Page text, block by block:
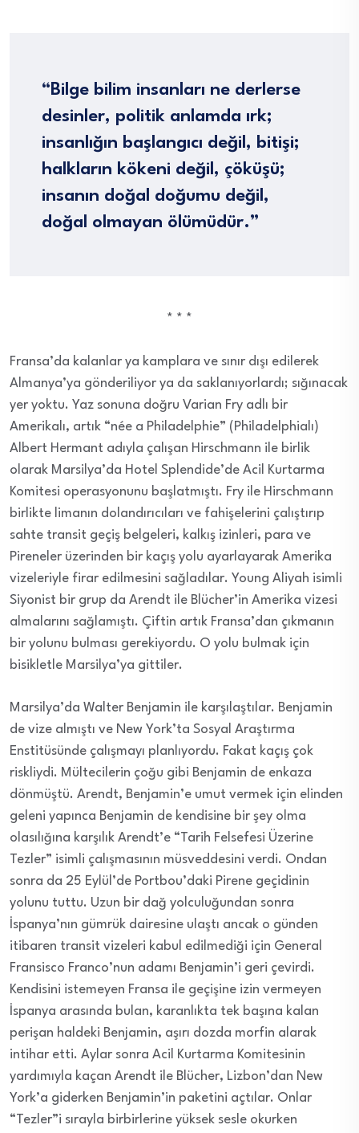
“Bilge bilim insanları ne derlerse
desinler, politik anlamda ırk;
insanlığın başlangıcı değil, bitişi;
halkların kökeni değil, çöküşü;
insanın doğal doğumu değil,
doğal olmayan ölümüdür.”
* * *
Fransa’da kalanlar ya kamplara ve sınır dışı edilerek
Almanya’ya gönderiliyor ya da saklanıyorlardı; sığınacak
yer yoktu. Yaz sonuna doğru Varian Fry adlı bir
Amerikalı, artık “née a Philadelphie” (Philadelphialı)
Albert Hermant adıyla çalışan Hirschmann ile birlik
olarak Marsilya’da Hotel Splendide’de Acil Kurtarma
Komitesi operasyonunu başlatmıştı. Fry ile Hirschmann
birlikte limanın dolandırıcıları ve fahişelerini çalıştırıp
sahte transit geçiş belgeleri, kalkış izinleri, para ve
Pireneler üzerinden bir kaçış yolu ayarlayarak Amerika
vizeleriyle firar edilmesini sağladılar. Young Aliyah isimli
Siyonist bir grup da Arendt ile Blücher’in Amerika vizesi
almalarını sağlamıştı. Çiftin artık Fransa’dan çıkmanın
bir yolunu bulması gerekiyordu. O yolu bulmak için
bisikletle Marsilya’ya gittiler.
Marsilya’da Walter Benjamin ile karşılaştılar. Benjamin
de vize almıştı ve New York’ta Sosyal Araştırma
Enstitüsünde çalışmayı planlıyordu. Fakat kaçış çok
riskliydi. Mültecilerin çoğu gibi Benjamin de enkaza
dönmüştü. Arendt, Benjamin’e umut vermek için elinden
geleni yapınca Benjamin de kendisine bir şey olma
olasılığına karşılık Arendt’e “Tarih Felsefesi Üzerine
Tezler” isimli çalışmasının müsveddesini verdi. Ondan
sonra da 25 Eylül’de Portbou’daki Pirene geçidinin
yolunu tuttu. Uzun bir dağ yolculuğundan sonra
İspanya’nın gümrük dairesine ulaştı ancak o günden
itibaren transit vizeleri kabul edilmediği için General
Fransisco Franco’nun adamı Benjamin’i geri çevirdi.
Kendisini istemeyen Fransa ile geçişine izin vermeyen
İspanya arasında bulan, karanlıkta tek başına kalan
perişan haldeki Benjamin, aşırı dozda morfin alarak
intihar etti. Aylar sonra Acil Kurtarma Komitesinin
yardımıyla kaçan Arendt ile Blücher, Lizbon’dan New
York’a giderken Benjamin’in paketini açtılar. Onlar
“Tezler”i sırayla birbirlerine yüksek sesle okurken